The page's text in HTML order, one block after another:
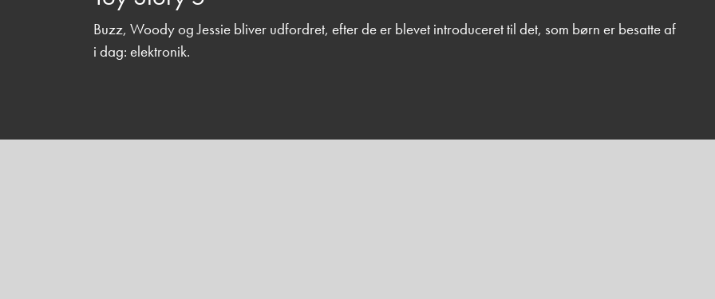
Buzz, Woody og Jessie bliver udfordret, efter de er blevet introduceret til det, som børn er besatte af
i dag: elektronik.